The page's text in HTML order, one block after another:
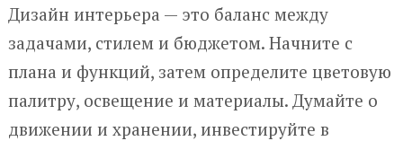
Дизайн интерьера — это баланс между
задачами, стилем и бюджетом. Начните с
плана и функций, затем определите цветовую
палитру, освещение и материалы. Думайте о
движении и хранении, инвестируйте в